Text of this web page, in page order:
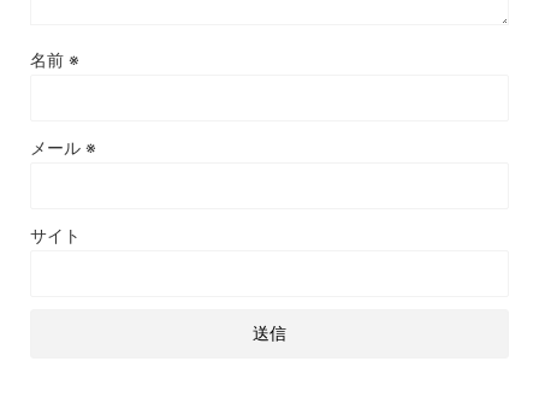
名前 ※
メール ※
サイト